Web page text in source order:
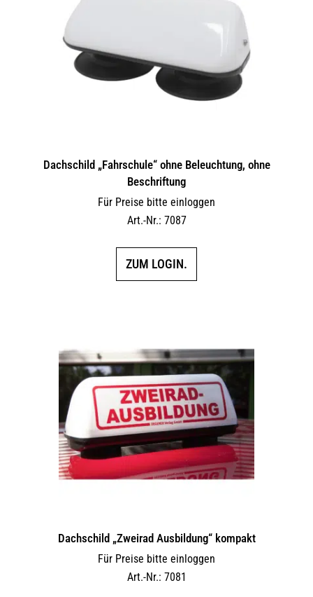
Dachschild „Fahrschule“ ohne Beleuchtung, ohne
Beschriftung
Für Preise bitte einloggen
Art.-Nr.: 7087
ZUM LOGIN.
Dachschild „Zweirad Ausbildung“ kompakt
Für Preise bitte einloggen
Art.-Nr.: 7081